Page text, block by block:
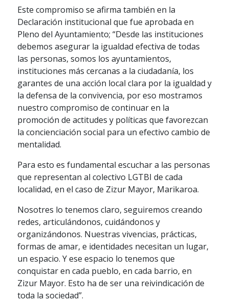
Este compromiso se afirma también en la
Declaración institucional que fue aprobada en
Pleno del Ayuntamiento; “Desde las instituciones
debemos asegurar la igualdad efectiva de todas
las personas, somos los ayuntamientos,
instituciones más cercanas a la ciudadanía, los
garantes de una acción local clara por la igualdad y
la defensa de la convivencia, por eso mostramos
nuestro compromiso de continuar en la
promoción de actitudes y políticas que favorezcan
la concienciación social para un efectivo cambio de
mentalidad.
Para esto es fundamental escuchar a las personas
que representan al colectivo LGTBI de cada
localidad, en el caso de Zizur Mayor, Marikaroa.
Nosotres lo tenemos claro, seguiremos creando
redes, articulándonos, cuidándonos y
organizándonos. Nuestras vivencias, prácticas,
formas de amar, e identidades necesitan un lugar,
un espacio. Y ese espacio lo tenemos que
conquistar en cada pueblo, en cada barrio, en
Zizur Mayor. Esto ha de ser una reivindicación de
toda la sociedad”.